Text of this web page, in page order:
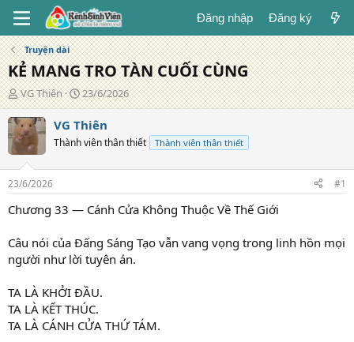
Đăng nhập Đăng ký
Truyện dài
KẺ MANG TRO TÀN CUỐI CÙNG
T
á
c
g
ả
VG Thiên
N
g
à
đ
g
23/6/2026
VG Thiên
Thành viên thân thiết Thành viên thân thiết
23/6/2026 #1
Chương 33 — Cánh Cửa Không Thuộc Về Thế Giới
Câu nói của Đấng Sáng Tạo vẫn vang vọng trong linh hồn mọi
người như lời tuyên án.
TA LÀ KHỞI ĐẦU.
TA LÀ KẾT THÚC.
TA LÀ CÁNH CỬA THỨ TÁM.